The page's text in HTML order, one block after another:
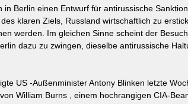
Berlin einen Entwurf für antirussische
klaren Ziels, Russland wirtschaftlich zu
werden. Im gleichen Sinne scheint der
dazu zu zwingen, dieselbe antirussische
US -Außenminister Antony Blinken letzte
William Burns , einem hochrangigen CIA-